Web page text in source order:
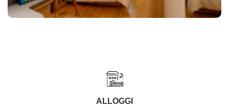
ALLOGGI